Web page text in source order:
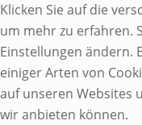
Klicken Sie auf die
um mehr zu erfahren.
Einstellungen ändern.
einiger Arten von
auf unseren Websites
wir anbieten können.